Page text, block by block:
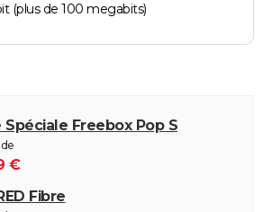
(plus de 100 megabits)
Spéciale Freebox Pop S
€
Fibre